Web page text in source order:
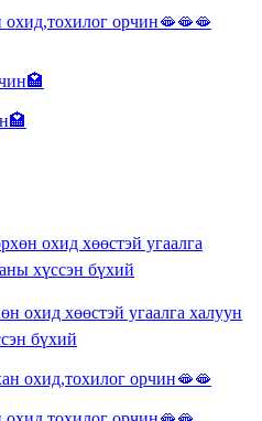
охид,тохилог орчин🫦🫦🫦
охид хөөстэй угаалга халуун
бүхий